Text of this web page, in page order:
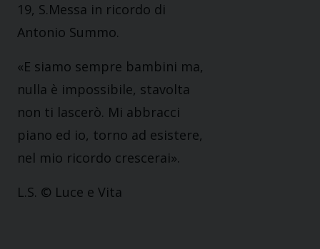
19, S.Messa in ricordo di
Antonio Summo.
«E siamo sempre bambini ma,
nulla è impossibile, stavolta
non ti lascerò. Mi abbracci
piano ed io, torno ad esistere,
nel mio ricordo crescerai».
L.S. © Luce e Vita